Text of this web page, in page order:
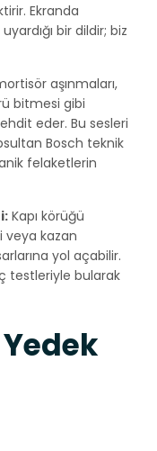
Ekranda
bir dildir; biz
aşınmaları,
bitmesi gibi
eder. Bu sesleri
Bosch teknik
felaketlerin
Kapı körüğü
veya kazan
yol açabilir.
testleriyle bularak